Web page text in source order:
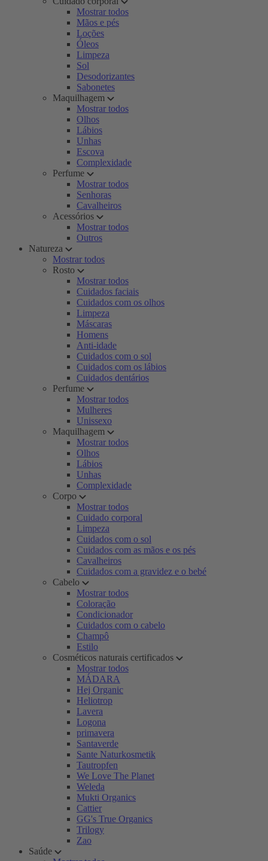
Mostrar todos
Mãos e pés
Loções
Óleos
Limpeza
Sol
Desodorizantes
Sabonetes
Maquilhagem
Mostrar todos
Olhos
Lábios
Unhas
Escova
Complexidade
Perfume
Mostrar todos
Senhoras
Cavalheiros
Acessórios
Mostrar todos
Outros
Natureza
Mostrar todos
Rosto
Mostrar todos
Cuidados faciais
Cuidados com os olhos
Limpeza
Máscaras
Homens
Anti-idade
Cuidados com o sol
Cuidados com os lábios
Cuidados dentários
Perfume
Mostrar todos
Mulheres
Unissexo
Maquilhagem
Mostrar todos
Olhos
Lábios
Unhas
Complexidade
Corpo
Mostrar todos
Cuidado corporal
Limpeza
Cuidados com o sol
Cuidados com as mãos e os pés
Cavalheiros
Cuidados com a gravidez e o bebé
Cabelo
Mostrar todos
Coloração
Condicionador
Cuidados com o cabelo
Champô
Estilo
Cosméticos naturais certificados
Mostrar todos
MÁDARA
Hej Organic
Heliotrop
Lavera
Logona
primavera
Santaverde
Sante Naturkosmetik
Tautropfen
We Love The Planet
Weleda
Mukti Organics
Cattier
GG's True Organics
Trilogy
Zao
Saúde